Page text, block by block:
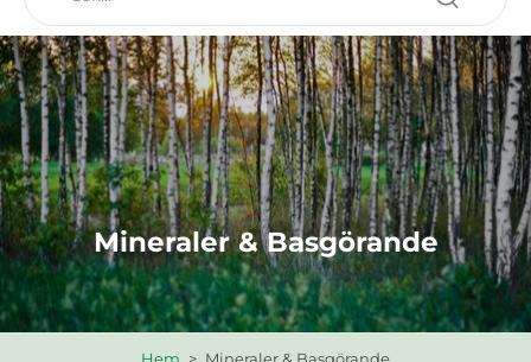
Mineraler & Basgörande